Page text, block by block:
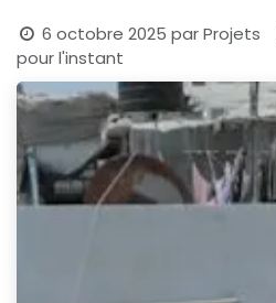
6 octobre 2025 parProjets
pour l'instant